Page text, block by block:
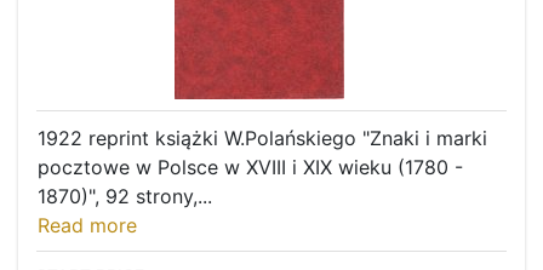
1922 reprint książki W.Polańskiego "Znaki i marki
pocztowe w Polsce w XVIII i XIX wieku (1780 -
1870)", 92 strony,...
Read more